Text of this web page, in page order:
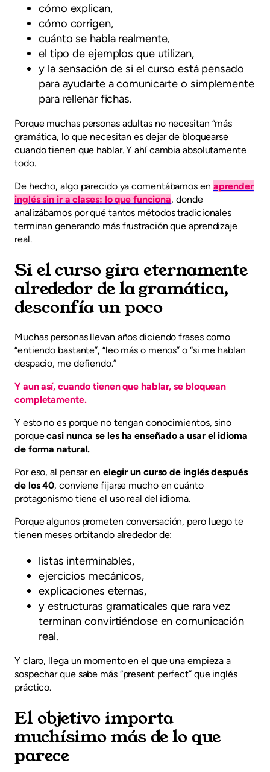
cómo explican,
cómo corrigen,
cuánto se habla realmente,
el tipo de ejemplos que utilizan,
y la sensación de si el curso está pensado
para ayudarte a comunicarte o simplemente
para rellenar fichas.
Porque muchas personas adultas no necesitan “más
gramática, lo que necesitan es dejar de bloquearse
cuando tienen que hablar. Y ahí cambia absolutamente
todo.
De hecho, algo parecido ya comentábamos en aprender
inglés sin ir a clases: lo que funciona, donde
analizábamos por qué tantos métodos tradicionales
terminan generando más frustración que aprendizaje
real.
Si el curso gira eternamente
alrededor de la gramática,
desconfía un poco
Muchas personas llevan años diciendo frases como
“entiendo bastante”, “leo más o menos” o “si me hablan
despacio, me defiendo.”
Y aun así, cuando tienen que hablar, se bloquean
completamente.
Y esto no es porque no tengan conocimientos, sino
porquecasi nunca se les ha enseñado a usar el idioma
de forma natural.
Por eso, al pensar en elegir un curso de inglés después
de los 40, conviene fijarse mucho en cuánto
protagonismo tiene el uso real del idioma.
Porque algunos prometen conversación, pero luego te
tienen meses orbitando alrededor de:
listas interminables,
ejercicios mecánicos,
explicaciones eternas,
y estructuras gramaticales que rara vez
terminan convirtiéndose en comunicación
real.
Y claro, llega un momento en el que una empieza a
sospechar que sabe más “present perfect” que inglés
práctico.
El objetivo importa
muchísimo más de lo que
parece